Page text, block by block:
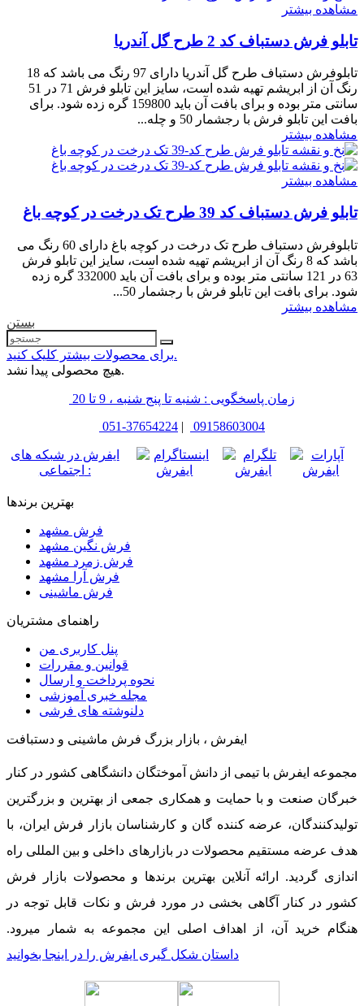
مشاهده بیشتر
تابلو فرش دستباف کد 2 طرح گل آندریا
تابلوفرش دستباف طرح گل آندریا دارای 97 رنگ می باشد که 18
رنگ آن از ابریشم تهیه شده است، سایز این تابلو فرش 71 در 51
سانتی متر بوده و برای بافت آن باید 159800 گره زده شود. برای
بافت این تابلو فرش با رجشمار 50 و چله...
مشاهده بیشتر
مشاهده بیشتر
تابلو فرش دستباف کد 39 طرح تک درخت در کوچه باغ
تابلوفرش دستباف طرح تک درخت در کوچه باغ دارای 60 رنگ می
باشد که 8 رنگ آن از ابریشم تهیه شده است، سایز این تابلو فرش
63 در 121 سانتی متر بوده و برای بافت آن باید 332000 گره زده
شود. برای بافت این تابلو فرش با رجشمار 50...
مشاهده بیشتر
بستن
برای محصولات بیشتر کلیک کنید.
هیچ محصولی پیدا نشد.
زمان پاسخگویی : شنبه تا پنج شنبه ، 9 تا 20
051-37654224 | 09158603004
ایفرش در شبکه های
اجتماعی :
بهترین برندها
فرش مشهد
فرش نگین مشهد
فرش زمرد مشهد
فرش آرا مشهد
فرش ماشینی
راهنمای مشتریان
پنل کاربری من
قوانین و مقررات
نحوه پرداخت و ارسال
مجله خبری آموزشی
دلنوشته های فرشی
ایفرش ، بازار بزرگ فرش ماشینی و دستبافت
مجموعه ایفرش با تیمی از دانش آموختگان دانشگاهی کشور در کنار
خبرگان صنعت و با حمایت و همکاری جمعی از بهترین و بزرگترین
تولیدکنندگان، عرضه کننده گان و کارشناسان بازار فرش ایران، با
هدف عرضه مستقیم محصولات در بازارهای داخلی و بین المللی راه
اندازی گردید. ارائه آنلاین بهترین برندها و محصولات بازار فرش
کشور در کنار آگاهی بخشی در مورد فرش و نکات قابل توجه در
هنگام خرید آن، از اهداف اصلی این مجموعه به شمار میرود.
داستان شکل گیری ایفرش را در اینجا بخوانید